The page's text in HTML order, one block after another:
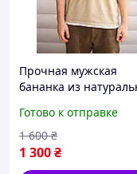
Прочная мужская
бананка из
банан для смартфона
кожи флотар чорного
цвета
Готово к отправке
1 300₴
1 600 ₴